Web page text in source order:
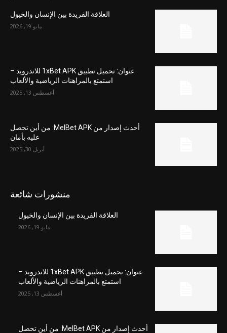
العلاقة الفريدة بين الإنسان والخيول
مايو 19, 2026
عنوان: تحميل تطبيق 1xBet APK للاندرويد –
استمتع بالمراهنات الرياضية والألعاب
أغسطس 13, 2025
أحدث إصدار من MelBet APK: من أين تحصل
عليه بأمان
أبريل 30, 2025
منشورات شائعة
العلاقة الفريدة بين الإنسان والخيول
مايو 19, 2026
عنوان: تحميل تطبيق 1xBet APK للاندرويد –
استمتع بالمراهنات الرياضية والألعاب
أغسطس 13, 2025
أحدث إصدار من MelBet APK: من أين تحصل